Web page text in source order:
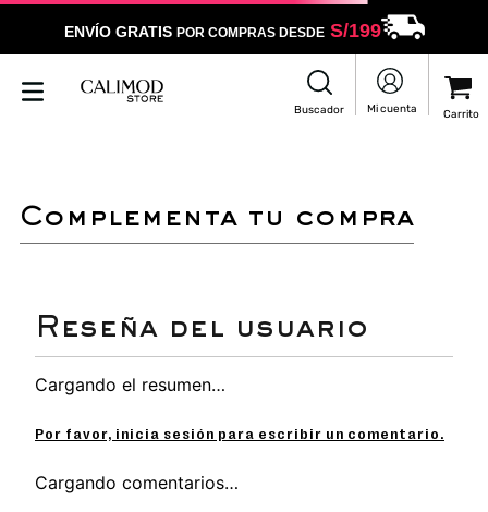
ENVÍO GRATIS POR COMPRAS DESDES/199
complementa tu compra
Cargando el resumen…
Por favor, inicia sesión para escribir un comentario.
Cargando comentarios…